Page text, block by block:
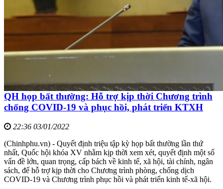
QH họp bất thường: Hỗ trợ kịp thời Chương trình
chống COVID-19 và phục hồi, phát triển KTXH
22:36 03/01/2022
(Chinhphu.vn) - Quyết định triệu tập kỳ họp bất thường lần thứ
nhất, Quốc hội khóa XV nhằm kịp thời xem xét, quyết định một số
vấn đề lớn, quan trọng, cấp bách về kinh tế, xã hội, tài chính, ngân
sách, để hỗ trợ kịp thời cho Chương trình phòng, chống dịch
COVID-19 và Chương trình phục hồi và phát triển kinh tế-xã hội.